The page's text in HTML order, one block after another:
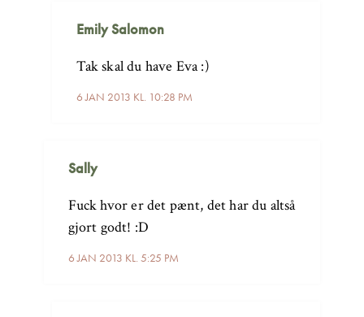
Emily Salomon
6 JAN 2013 KL. 10:28 PM
Tak skal du have Eva :)
Sally
6 JAN 2013 KL. 5:25 PM
Fuck hvor er det pænt, det har du altså
gjort godt! :D